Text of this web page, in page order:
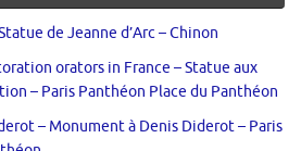
de Jeanne d’Arc – Chinon
orators in France – Statue aux
– Paris Panthéon Place du Panthéon
– Monument à Denis Diderot – Paris